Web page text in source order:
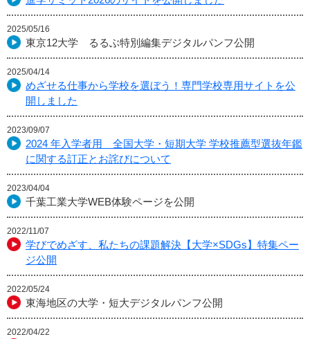
2025/05/16
東京12大学 るるぶ特別編集デジタルパンフ公開
2025/04/14
めざせる仕事から学校を選ぼう！専門学校専用サイトを公
開しました
2023/09/07
2024 年入学者用 全国大学・短期大学 学校推薦型選抜年鑑
に関する訂正とお詫びについて
2023/04/04
千葉工業大学WEB体験ページを公開
2022/11/07
学びでめざす、私たちの課題解決【大学×SDGs】特集ペー
ジ公開
2022/05/24
東海地区の大学・短大デジタルパンフ公開
2022/04/22